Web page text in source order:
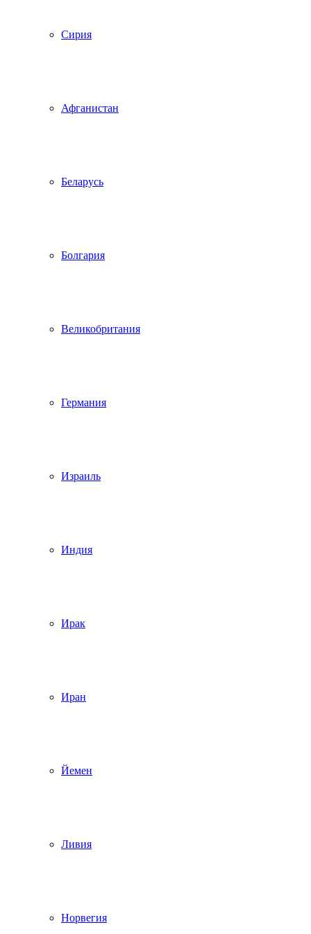
Сирия
Афганистан
Беларусь
Болгария
Великобритания
Германия
Израиль
Индия
Ирак
Иран
Йемен
Ливия
Норвегия